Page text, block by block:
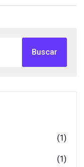
Buscar
(1)
(1)